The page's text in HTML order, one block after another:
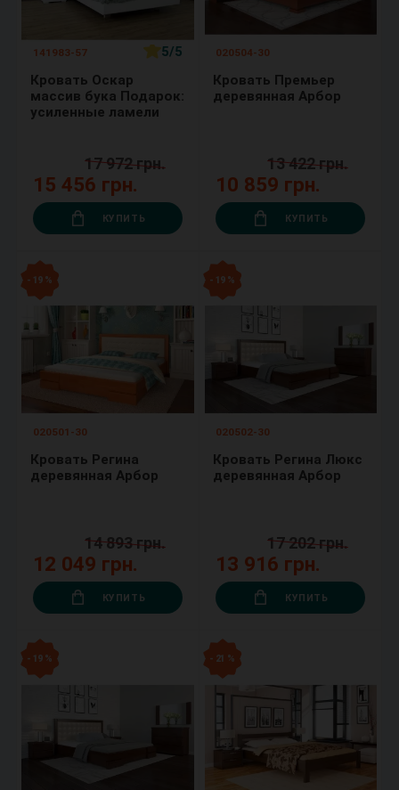
141983-57
5/5
Кровать Оскар
массив бука Подарок:
усиленные ламели
15 456 грн.
17 972 грн.
КУПИТЬ
020504-30
Кровать Премьер
деревянная Арбор
10 859 грн.
13 422 грн.
КУПИТЬ
- 19 %
020501-30
Кровать Регина
деревянная Арбор
12 049 грн.
14 893 грн.
КУПИТЬ
- 19 %
020502-30
Кровать Регина Люкс
деревянная Арбор
13 916 грн.
17 202 грн.
КУПИТЬ
- 19 % - 21 %